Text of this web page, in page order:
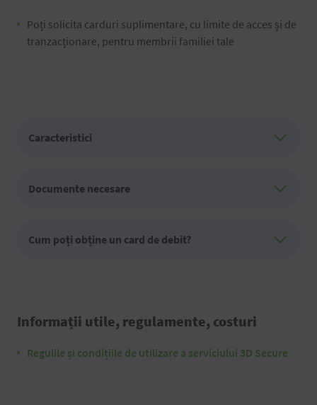
Poți solicita carduri suplimentare, cu limite de acces și de
tranzacționare, pentru membrii familiei tale
Caracteristici
Documente necesare
Cum poți obține un card de debit?
Informații utile, regulamente, costuri
Regulile și condițiile de utilizare a serviciului 3D Secure